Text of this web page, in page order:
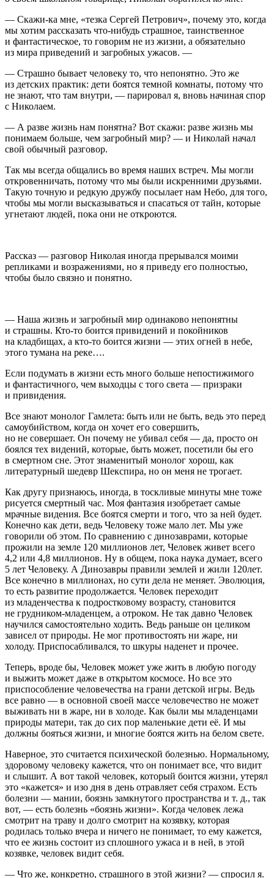
— Скажи-ка мне, «тезка Сергей Петрович», почему это, когда
мы хотим рассказать что-нибудь страшное, таинственное
и фантастическое, то говорим не из жизни, а обязательно
из мира приведений и загробных ужасов. —
— Страшно бывает человеку то, что непонятно. Это же
из детских практик: дети боятся темной комнаты, потому что
не знают, что там внутри, — парировал я, вновь начиная спор
с Николаем.
— А разве жизнь нам понятна? Вот скажи: разве жизнь мы
понимаем больше, чем загробный мир? — и Николай начал
свой обычный разговор.
Так мы всегда общались во время наших встреч. Мы могли
откровенничать, потому что мы были искренними друзьями.
Такую точную и редкую дружбу посылает нам Небо, для того,
чтобы мы могли высказываться и спасаться от тайн, которые
угнетают людей, пока они не откроются.
Рассказ — разговор Николая иногда прерывался моими
репликами и возражениями, но я приведу его полностью,
чтобы было связно и понятно.
— Наша жизнь и загробный мир одинаково непонятны
и страшны. Кто-то боится привидений и покойников
на кладбищах, а кто-то боится жизни — этих огней в небе,
этого тумана на реке….
Если подумать в жизни есть много больше непостижимого
и фантастичного, чем выходцы с того света — призраки
и привидения.
Все знают монолог Гамлета: быть или не быть, ведь это перед
самоубийством, когда он хочет его совершить,
но не совершает. Он почему не убивал себя — да, просто он
боялся тех видений, которые, быть может, посетили бы его
в смертном сне. Этот знаменитый монолог хорош, как
литературный шедевр Шекспира, но он меня не трогает.
Как другу признаюсь, иногда, в тоскливые минуты мне тоже
рисуется смертный час. Моя фантазия изобретает самые
мрачные видения. Все боятся смерти и того, что за ней будет.
Конечно как дети, ведь Человеку тоже мало лет. Мы уже
говорили об этом. По сравнению с динозаврами, которые
прожили на земле 120 миллионов лет, Человек живет всего
4,2 или 4,8 миллионов. Ну в общем, пока наука думает, всего
5 лет Человеку. А Динозавры правили землей и жили 120лет.
Все конечно в миллионах, но сути дела не меняет. Эволюция,
то есть развитие продолжается. Человек переходит
из младенчества к подростковому возрасту, становится
не грудником-младенцем, а отроком. Не так давно Человек
научился самостоятельно ходить. Ведь раньше он целиком
зависел от природы. Не мог противостоять ни жаре, ни
холоду. Приспосабливался, то шкуры наденет и прочее.
Теперь, вроде бы, Человек может уже жить в любую погоду
и выжить может даже в открытом космосе. Но все это
приспособление человечества на грани детской игры. Ведь
все равно — в основной своей массе человечество не может
выживать ни в жаре, ни в холоде. Как были мы младенцами
природы матери, так до сих пор маленькие дети её. И мы
должны бояться жизни, и многие боятся жить на белом свете.
Наверное, это считается психической болезнью. Нормальному,
здоровому человеку кажется, что он понимает все, что видит
и слышит. А вот такой человек, который боится жизни, утерял
это «кажется» и изо дня в день отравляет себя страхом. Есть
болезни — мании, боязнь замкнутого пространства и т. д., так
вот, — есть болезнь «боязнь жизни». Когда человек лежа
смотрит на траву и долго смотрит на козявку, которая
родилась только вчера и ничего не понимает, то ему кажется,
что ее жизнь состоит из сплошного ужаса и в ней, в этой
козявке, человек видит себя.
— Что же, конкретно, страшного в этой жизни? — спросил я.